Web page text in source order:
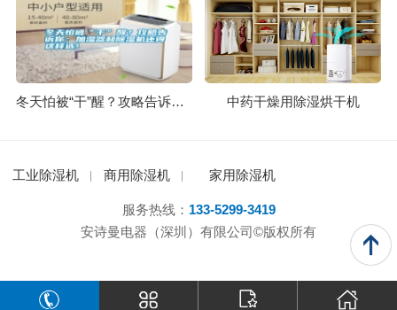
冬天怕被“干”醒？攻略告诉你：加湿器和除湿机还得这样选！ 中药干燥用除湿烘干机
工业除湿机 商用除湿机 家用除湿机
服务热线： 133-5299-3419
安诗曼电器（深圳）有限公司©版权所有